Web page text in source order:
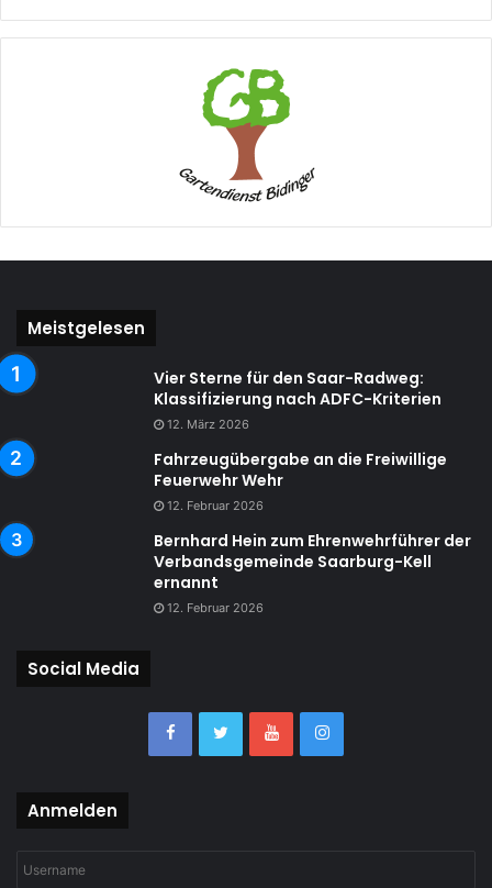
Meistgelesen
Vier Sterne für den Saar-Radweg:
Klassifizierung nach ADFC-Kriterien
12. März 2026
Fahrzeugübergabe an die Freiwillige
Feuerwehr Wehr
12. Februar 2026
Bernhard Hein zum Ehrenwehrführer der
Verbandsgemeinde Saarburg-Kell
ernannt
12. Februar 2026
Social Media
Anmelden